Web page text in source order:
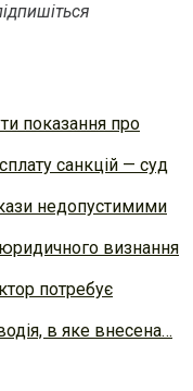
показання про
санкцій — суд
недопустимими
визнання
потребує
в яке внесена…